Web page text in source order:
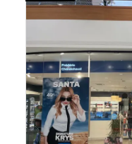
Opticien
Les
d'Olonne
-
Cc
Ylium
-
Krys
Voir
la